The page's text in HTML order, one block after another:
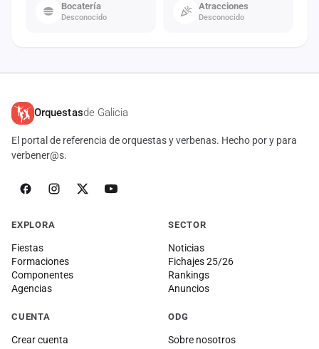
Bocatería
Desconocido
Atracciones
Desconocido
Orquestasde Galicia
El portal de referencia de orquestas y verbenas. Hecho por y para
verbener@s.
EXPLORA
Fiestas
Formaciones
Componentes
Agencias
SECTOR
Noticias
Fichajes 25/26
Rankings
Anuncios
CUENTA
Crear cuenta
ODG
Sobre nosotros